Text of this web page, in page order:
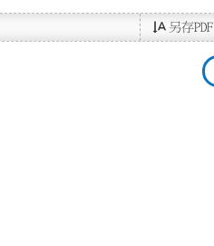
text_rotate_vertical 另存PDF